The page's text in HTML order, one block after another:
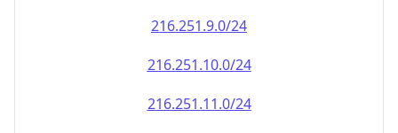
216.251.9.0/24
216.251.10.0/24
216.251.11.0/24